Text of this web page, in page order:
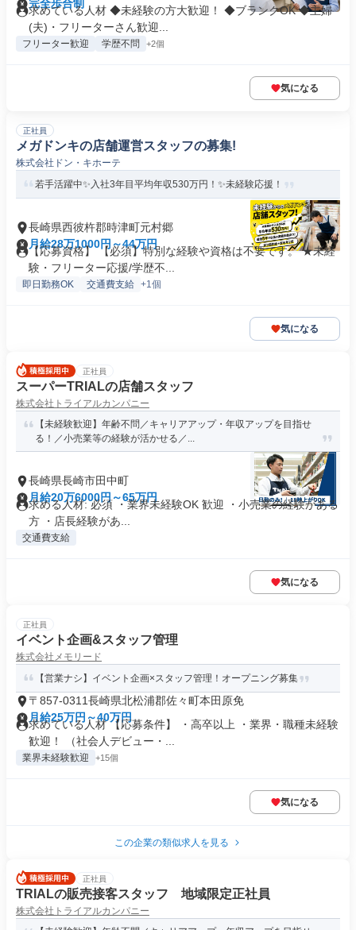
完全歩合制
求めている人材 ◆未経験の方大歓迎！ ◆ブランクOK ◆主婦
(夫)・フリーターさん歓迎...
フリーター歓迎 学歴不問 +2個
気になる
正社員
メガドンキの店舗運営スタッフの募集!
株式会社ドン・キホーテ
若手活躍中✨入社3年目平均年収530万円！✨未経験応援！
長崎県西彼杵郡時津町元村郷
月給28万1000円～44万円
【応募資格】 【必須】特別な経験や資格は不要です。 ★未経
験・フリーター応援/学歴不...
即日勤務OK 交通費支給 +1個
気になる
正社員
スーパーTRIALの店舗スタッフ
株式会社トライアルカンパニー
【未経験歓迎】年齢不問／キャリアアップ・年収アップを目指せ
る！／小売業等の経験が活かせる／...
長崎県長崎市田中町
月給20万6000円～65万円
求める人材: 必須 ・業界未経験OK 歓迎 ・小売業の経験がある
方 ・店長経験があ...
交通費支給
気になる
正社員
イベント企画&スタッフ管理
株式会社メモリード
【営業ナシ】イベント企画×スタッフ管理！オープニング募集
〒857-0311長崎県北松浦郡佐々町本田原免
月給25万円～40万円
求めている人材 【応募条件】 ・高卒以上 ・業界・職種未経験
歓迎！ （社会人デビュー・...
業界未経験歓迎 +15個
気になる
この企業の類似求人を見る
正社員
TRIALの販売接客スタッフ 地域限定正社員
株式会社トライアルカンパニー